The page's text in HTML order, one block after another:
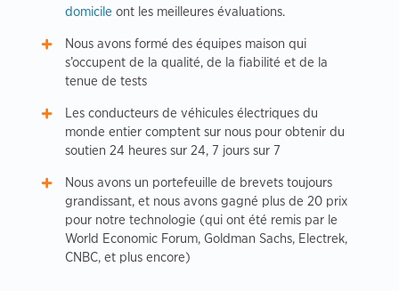
domicile ont les meilleures évaluations.
Nous avons formé des équipes maison qui
s’occupent de la qualité, de la fiabilité et de la
tenue de tests
Les conducteurs de véhicules électriques du
monde entier comptent sur nous pour obtenir du
soutien 24 heures sur 24, 7 jours sur 7
Nous avons un portefeuille de brevets toujours
grandissant, et nous avons gagné plus de 20 prix
pour notre technologie (qui ont été remis par le
World Economic Forum, Goldman Sachs, Electrek,
CNBC, et plus encore)